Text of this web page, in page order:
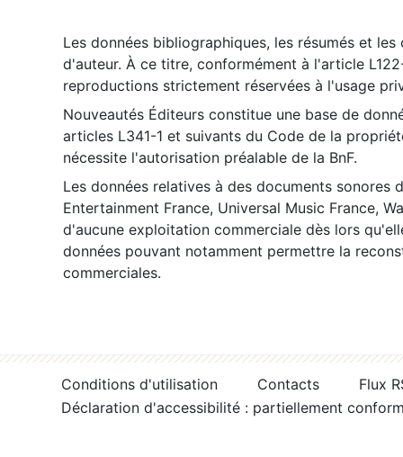
Les données bibliographiques, les résumés et
d'auteur. À ce titre, conformément à l'article
reproductions strictement réservées à l'usage
Nouveautés Éditeurs constitue une base de
articles L341-1 et suivants du Code de la
nécessite l'autorisation préalable de la BnF.
Les données relatives à des documents sonores
Entertainment France, Universal Music France,
d'aucune exploitation commerciale dès lors
données pouvant notamment permettre la
commerciales.
Conditions d'utilisation Contacts
Flux
Déclaration d'accessibilité : partiellement